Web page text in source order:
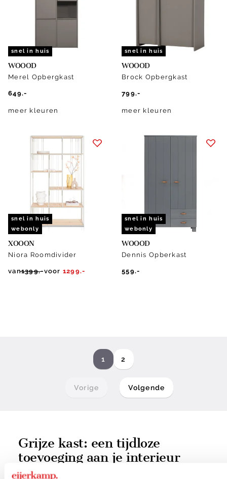
snel in huis
WOOOD
Merel Opbergkast
649.-
meer kleuren
snel in huis
WOOOD
Brock Opbergkast
799.-
meer kleuren
snel in huis
webonly
XOOON
Niora Roomdivider
van1399.-voor 1299.-
snel in huis
webonly
WOOOD
Dennis Opberkast
559.-
Vorige
1 2
Volgende
Grijze kast: een tijdloze
toevoeging aan je interieur